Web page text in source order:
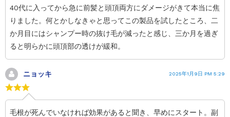
40代に入ってから急に前髪と頭頂両方にダメージがきて本当に焦
りました。何とかしなきゃと思ってこの製品を試したところ、二
か月目にはシャンプー時の抜け毛が減ったと感じ、三か月を過ぎ
ると明らかに頭頂部の透けが緩和。
ニョッキ 2025年1月9日 PM 5:29
毛根が死んでいなければ効果があると聞き、早めにスタート。副